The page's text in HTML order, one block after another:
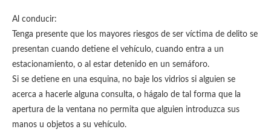
Al conducir:
Tenga presente que los mayores riesgos de ser víctima de delito se
presentan cuando detiene el vehículo, cuando entra a un
estacionamiento, o al estar detenido en un semáforo.
Si se detiene en una esquina, no baje los vidrios si alguien se
acerca a hacerle alguna consulta, o hágalo de tal forma que la
apertura de la ventana no permita que alguien introduzca sus
manos u objetos a su vehículo.